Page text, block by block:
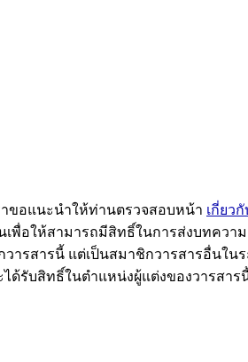
ขอแนะนำให้ท่านตรวจสอบหน้า เกี่ยว
เพื่อให้สามารถมีสิทธิ์ในการส่งบทคว
รสารนี้ แต่เป็นสมาชิกวารสารอื่นในร
ด้รับสิทธิ์ในตำแหน่งผู้แต่งของวารสาร